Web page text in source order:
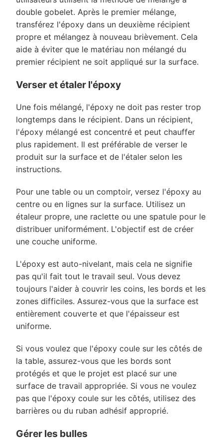
double gobelet. Après le premier mélange,
transférez l'époxy dans un deuxième récipient
propre et mélangez à nouveau brièvement. Cela
aide à éviter que le matériau non mélangé du
premier récipient ne soit appliqué sur la surface.
Verser et étaler l'époxy
Une fois mélangé, l'époxy ne doit pas rester trop
longtemps dans le récipient. Dans un récipient,
l'époxy mélangé est concentré et peut chauffer
plus rapidement. Il est préférable de verser le
produit sur la surface et de l'étaler selon les
instructions.
Pour une table ou un comptoir, versez l'époxy au
centre ou en lignes sur la surface. Utilisez un
étaleur propre, une raclette ou une spatule pour le
distribuer uniformément. L'objectif est de créer
une couche uniforme.
L'époxy est auto-nivelant, mais cela ne signifie
pas qu'il fait tout le travail seul. Vous devez
toujours l'aider à couvrir les coins, les bords et les
zones difficiles. Assurez-vous que la surface est
entièrement couverte et que l'épaisseur est
uniforme.
Si vous voulez que l'époxy coule sur les côtés de
la table, assurez-vous que les bords sont
protégés et que le projet est placé sur une
surface de travail appropriée. Si vous ne voulez
pas que l'époxy coule sur les côtés, utilisez des
barrières ou du ruban adhésif approprié.
Gérer les bulles